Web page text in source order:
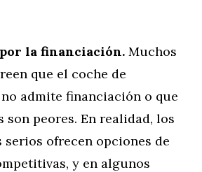
la financiación. Muchos
que el coche de
admite financiación o que
son peores. En realidad, los
serios ofrecen opciones de
y en algunos